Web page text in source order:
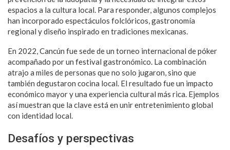
espacios a la cultura local. Para responder, algunos complejos
han incorporado espectáculos folclóricos, gastronomía
regional y diseño inspirado en tradiciones mexicanas.
En 2022, Cancún fue sede de un torneo internacional de póker
acompañado por un festival gastronómico. La combinación
atrajo a miles de personas que no solo jugaron, sino que
también degustaron cocina local. El resultado fue un impacto
económico mayor y una experiencia cultural más rica. Ejemplos
así muestran que la clave está en unir entretenimiento global
con identidad local.
Desafíos y perspectivas